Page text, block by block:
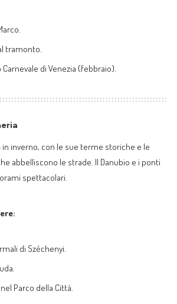
tramonto.
di Venezia (febbraio).
inverno, con le sue terme storiche e le
abbelliscono le strade. Il Danubio e i ponti
spettacolari.
di Széchenyi.
Parco della Città.